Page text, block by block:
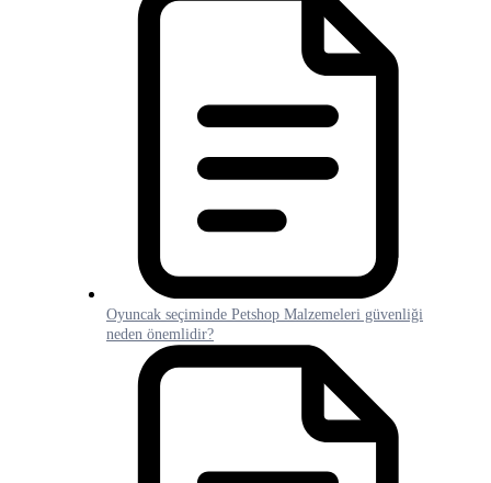
Oyuncak seçiminde Petshop Malzemeleri güvenliği
neden önemlidir?